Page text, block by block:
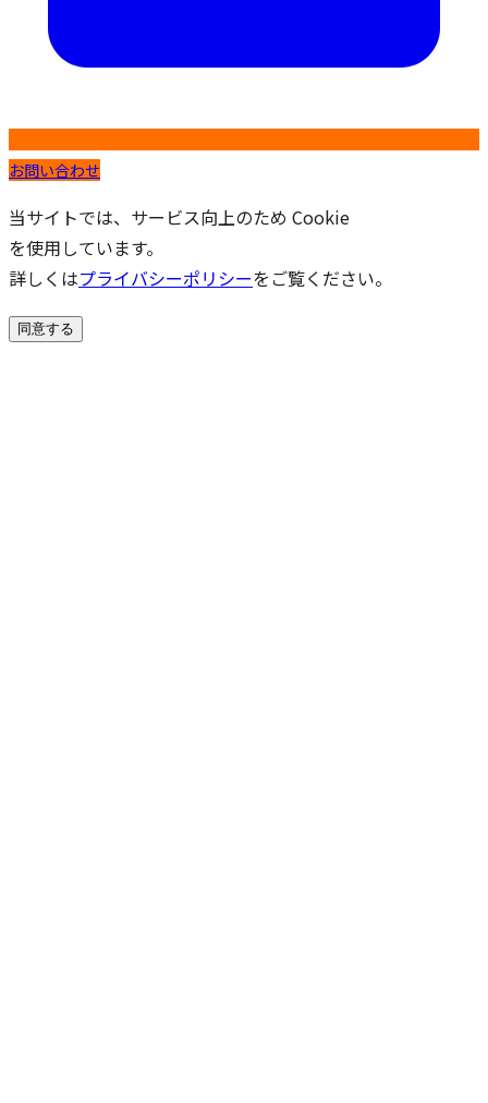
お問い合わせ
当サイトでは、サービス向上のため Cookie
を使用しています。
詳しくはプライバシーポリシーをご覧ください。
同意する